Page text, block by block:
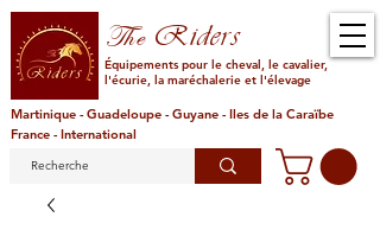
TheRiders
Équipements pour le cheval, le cavalier,
l'écurie, la maréchalerie et l'élevage
Martinique - Guadeloupe - Guyane - Iles de la Caraïbe
France - International